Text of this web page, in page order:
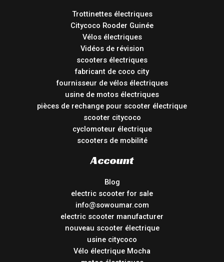
Trottinettes électriques
Citycoco Rooder Guinée
Vélos électriques
Vidéos de révision
scooters électriques
fabricant de coco city
fournisseur de vélos électriques
usine de motos électriques
pièces de rechange pour scooter électrique
scooter citycoco
cyclomoteur électrique
scooters de mobilité
Account
Blog
electric scooter for sale
info@sowoumar.com
electric scooter manufacturer
nouveau scooter électrique
usine citycoco
Vélo électrique Mocha